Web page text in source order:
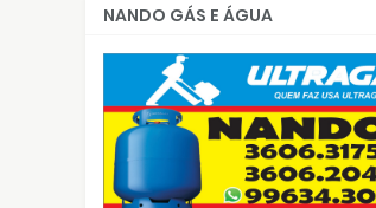
NANDO GÁS E ÁGUA